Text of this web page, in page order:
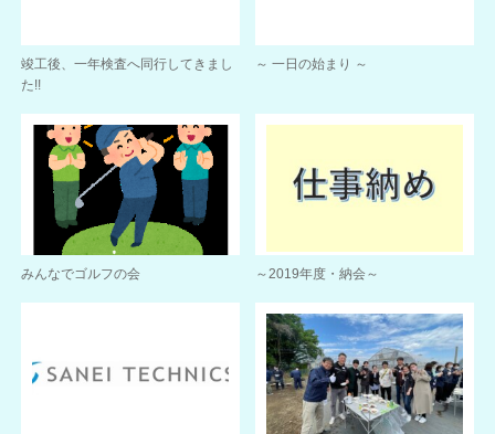
竣工後、一年検査へ同行してきまし
た!!
～ 一日の始まり ～
みんなでゴルフの会 ～2019年度・納会～